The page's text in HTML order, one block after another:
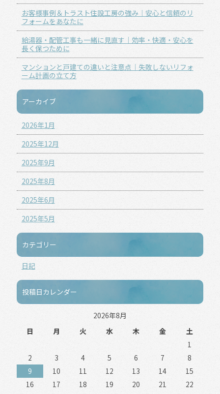
お客様事例＆トラスト住設工房の強み｜安心と信頼のリ
フォームをあなたに
給湯器・配管工事も一緒に見直す｜効率・快適・安心を
長く保つために
マンションと戸建ての違いと注意点｜失敗しないリフォ
ーム計画の立て方
アーカイブ
2026年1月
2025年12月
2025年9月
2025年8月
2025年6月
2025年5月
カテゴリー
日記
投稿日カレンダー
2026年8月
日
月 火 水 木 金
土
1
2
3 4 5 6 7
8
9
10 11 12 13 14
15
16
17 18 19 20 21
22